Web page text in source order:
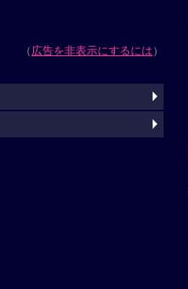
（広告を非表示にするには）